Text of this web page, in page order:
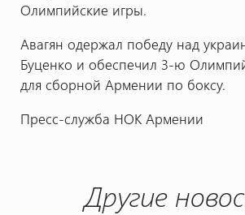
Олимпийские игры.
Авагян одержал победу над
Буценко и обеспечил 3-ю
для сборной Армении по боксу.
Пресс-служба НОК Армении
Другие